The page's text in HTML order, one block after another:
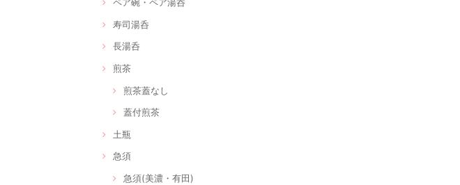
寿司湯呑
長湯呑
煎茶
煎茶蓋なし
蓋付煎茶
土瓶
急須
急須(美濃・有田)